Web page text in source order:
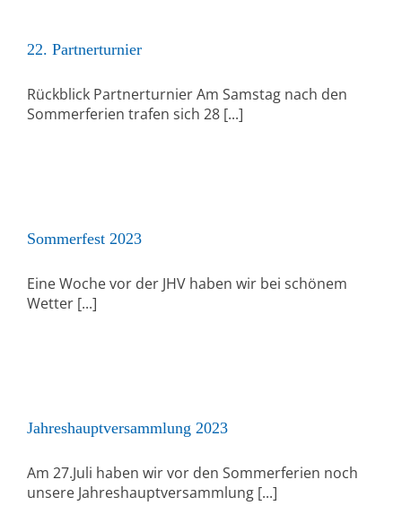
22. Partnerturnier
Rückblick Partnerturnier Am Samstag nach den
Sommerferien trafen sich 28 [...]
Sommerfest 2023
Eine Woche vor der JHV haben wir bei schönem
Wetter [...]
Jahreshauptversammlung 2023
Am 27.Juli haben wir vor den Sommerferien noch
unsere Jahreshauptversammlung [...]